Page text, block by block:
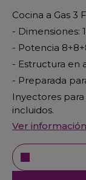
Cocina a Gas 3
- Dimensiones:
- Potencia
- Estructura en
- Preparada
Inyectores
incluidos.
Ver información